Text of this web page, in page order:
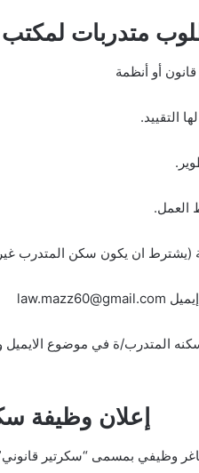
متدربات لمكتب
المتدرب/ة في موضوع الايميل
‏إعلان وظيفة
وظيفي بمسمى “سكرتير